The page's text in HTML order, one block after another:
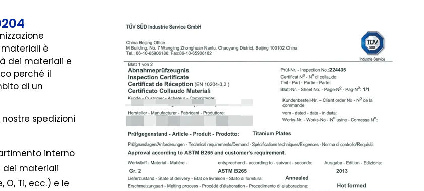
è
dei materiali e
perché il
di un
spedizioni
interno
materiali
Ti, ecc.) e le